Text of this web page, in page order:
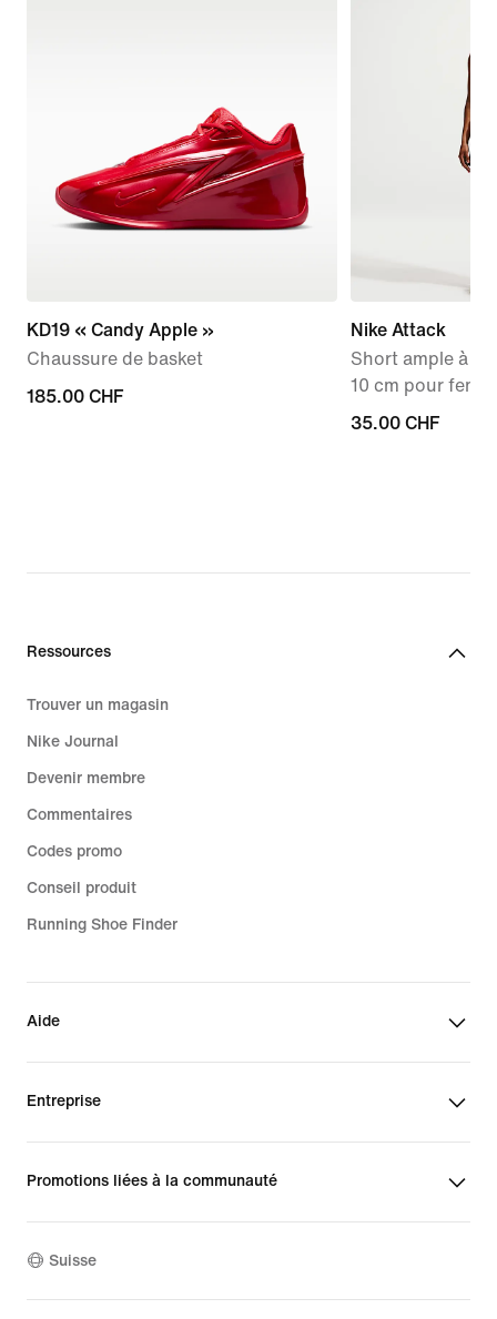
KD19 « Candy Apple »
Chaussure de basket
185.00 CHF
185.00 CHF
Nike Attack
Short ample à
10 cm pour
35.00 CHF
35.00 CHF
Ressources
Trouver un magasin
Nike Journal
Devenir membre
Commentaires
Codes promo
Conseil produit
Running Shoe Finder
Aide
Entreprise
Promotions liées à la communauté
Suisse